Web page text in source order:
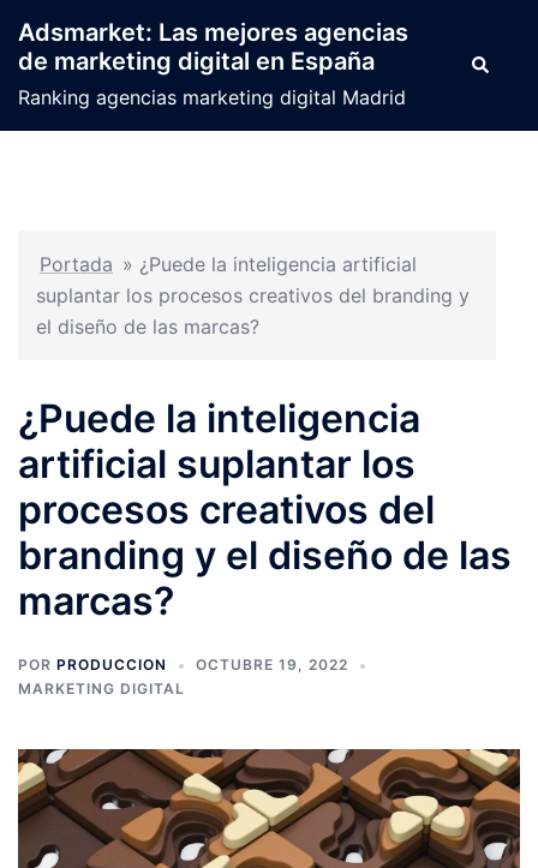
contenido
Adsmarket: Las mejores agencias
de marketing digital en España
Ranking agencias marketing digital Madrid
Buscar
Portada » ¿Puede la inteligencia artificial
suplantar los procesos creativos del branding y
el diseño de las marcas?
¿Puede la inteligencia
artificial suplantar los
procesos creativos del
branding y el diseño de las
marcas?
POR PRODUCCION
OCTUBRE 19, 2022
MARKETING DIGITAL